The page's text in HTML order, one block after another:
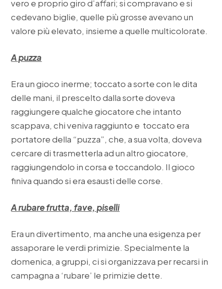
vero e proprio giro d’affari; si compravano e si
cedevano biglie, quelle più grosse avevano un
valore più elevato, insieme a quelle multicolorate.
A puzza
Era un gioco inerme; toccato a sorte con le dita
delle mani, il prescelto dalla sorte doveva
raggiungere qualche giocatore che intanto
scappava, chi veniva raggiunto e toccato era
portatore della “puzza”, che, a sua volta, doveva
cercare di trasmetterla ad un altro giocatore,
raggiungendolo in corsa e toccandolo. Il gioco
finiva quando si era esausti delle corse.
A rubare frutta, fave, piselli
Era un divertimento, ma anche una esigenza per
assaporare le verdi primizie. Specialmente la
domenica, a gruppi, ci si organizzava per recarsi in
campagna a ‘rubare’ le primizie dette.